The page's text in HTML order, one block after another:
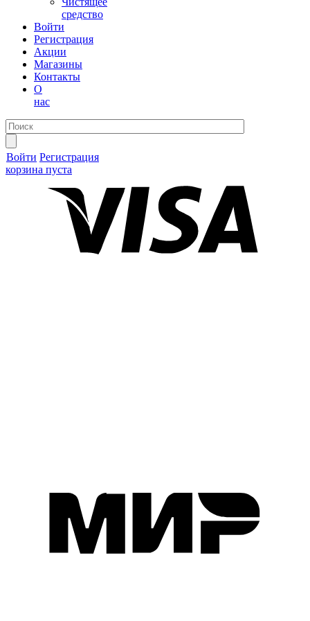
средство
Войти
Регистрация
Акции
Магазины
Контакты
О
нас
Войти Регистрация
корзина пуста